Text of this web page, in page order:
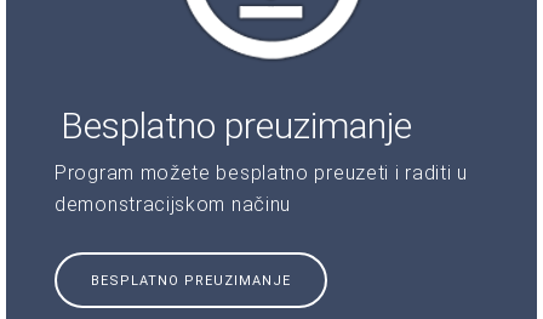
Besplatno preuzimanje
Program možete besplatno preuzeti i raditi u
demonstracijskom načinu
BESPLATNO PREUZIMANJE